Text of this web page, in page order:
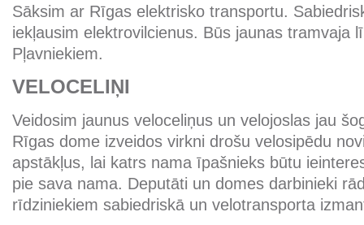
Sāksim ar Rīgas elektrisko transportu.
iekļausim elektrovilcienus. Būs jaunas tramvaja
Pļavniekiem.
VELOCELIŅI
Veidosim jaunus veloceliņus un velojoslas jau
Rīgas dome izveidos virkni drošu velosipēdu
apstākļus, lai katrs nama īpašnieks būtu
pie sava nama. Deputāti un domes darbinieki
rīdziniekiem sabiedriskā un velotransporta